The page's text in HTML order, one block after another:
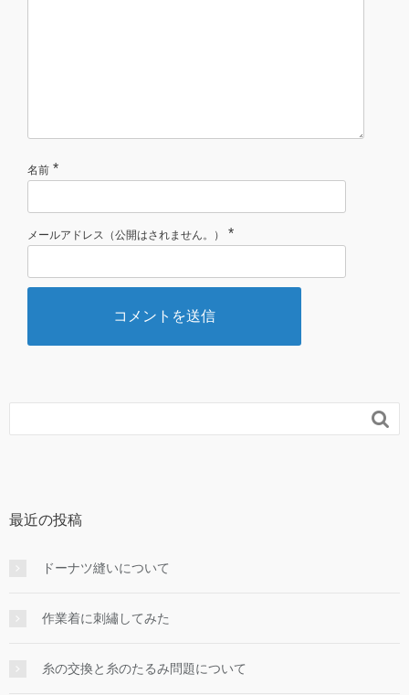
名前 *
メールアドレス（公開はされません。） *

最近の投稿
ドーナツ縫いについて
作業着に刺繡してみた
糸の交換と糸のたるみ問題について